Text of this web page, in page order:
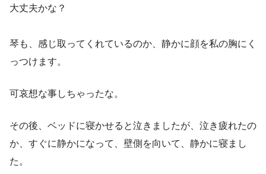
大丈夫かな？
琴も、感じ取ってくれているのか、静かに顔を私の胸にく
っつけます。
可哀想な事しちゃったな。
その後、ベッドに寝かせると泣きましたが、泣き疲れたの
か、すぐに静かになって、壁側を向いて、静かに寝まし
た。